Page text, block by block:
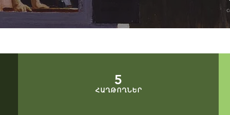
5
ՀԱՂԹՈՂՆԵՐ